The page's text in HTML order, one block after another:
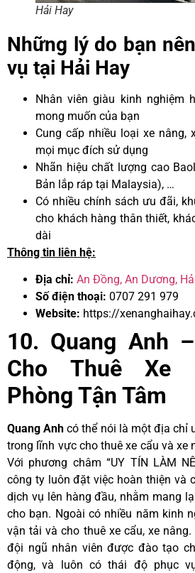
Hải Hay
Những lý do bạn
vụ tại Hải Hay
Nhân viên giàu kinh nghiệm
mong muốn của bạn
Cung cấp nhiều loại xe nâng,
mọi mục đích sử dụng
Nhãn hiệu chất lượng cao
Bản lắp ráp tại Malaysia), …
Có nhiều chính sách ưu đãi,
cho khách hàng thân thiết,
dài
Thông tin liên hệ:
Địa chỉ: An Đồng, An Dương,
Số điện thoại: 0707 291 979
Website: https://
10. Quang Anh
Cho Thuê Xe
Phòng Tận Tâm
Quang Anh có thể nói là một địa chỉ
trong lĩnh vực cho thuê xe cẩu và xe
Với phương châm “UY TÍN LÀM
công ty luôn đặt việc hoàn thiện và
dịch vụ lên hàng đầu, nhằm mang
cho bạn. Ngoài có nhiều năm kinh
vận tải và cho thuê xe cẩu, xe
đội ngũ nhân viên được đào tạo
động, và luôn có thái độ phục